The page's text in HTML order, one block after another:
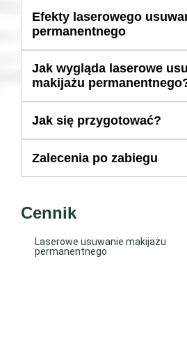
Efekty laserowego
permanentnego
Jak wygląda laserowe
makijażu
Jak się przygotować?
Zalecenia po zabiegu
Cennik
Laserowe usuwanie makijażu
permanentnego